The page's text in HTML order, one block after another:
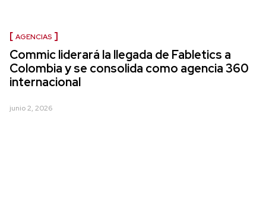
AGENCIAS
Commic liderará la llegada de Fabletics a
Colombia y se consolida como agencia 360
internacional
junio 2, 2026